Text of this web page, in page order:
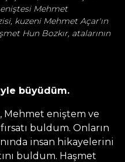
eniştesi Mehmet
kuzeni Mehmet Açar'ın
Hun Bozkır, atalarının
büyüdüm.
Mehmet eniştem ve
buldum. Onların
insan hikayelerini
buldum. Haşmet